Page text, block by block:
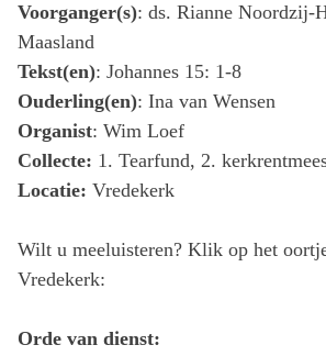
Voorganger(s): ds. Rianne Noordzij-
Maasland
Tekst(en): Johannes 15: 1-8
Ouderling(en): Ina van Wensen
Organist: Wim Loef
Collecte: 1. Tearfund, 2.
Locatie: Vredekerk
Wilt u meeluisteren? Klik op het
Vredekerk:
Orde van dienst: